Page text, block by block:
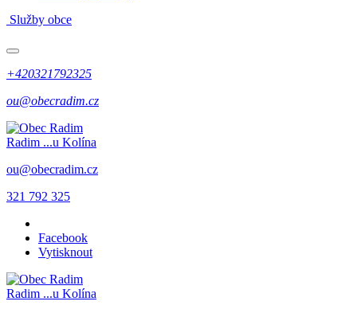
Služby obce
+420321792325
ou@obecradim.cz
Radim ...u Kolína
ou@obecradim.cz
321 792 325
Facebook
Vytisknout
Radim ...u Kolína